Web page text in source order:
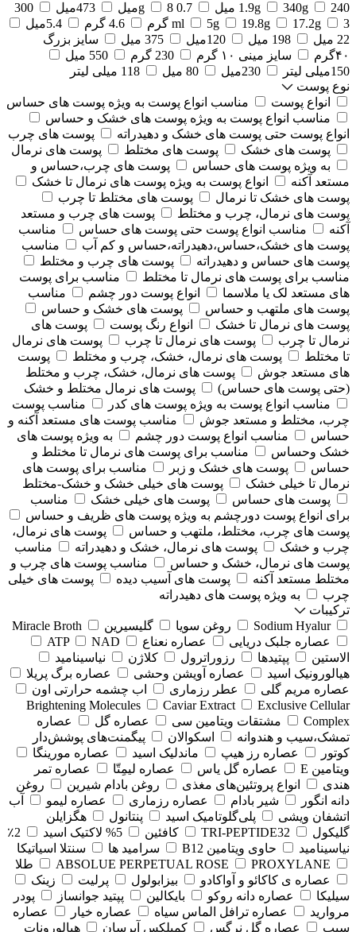
1.9g
340g 240 میل 0.7 g 8میل 473میل
300
ml
5g 19.8g 17.2g 3 گرم 4.6 گرم
5.4میل
22 میل
198 میل 120میل 375 میل
سایز بزرگ
۴۰گرم
سایز مینی ۱۰ گرم 230 گرم
550 میل
150میلی لیتر
230میل 80 میل
118 میلی لیتر
نوع پوست
انواع پوست
مناسب انواع پوست به ویژه پوست های حساس
مناسب انواع پوست به ویژه پوست های خشک و حساس
انواع پوست حتی پوست های خشک و دهیدراته
پوست های چرب
پوست های خشک
پوست های مختلط
پوست های نرمال
به ویژه پوست های حساس
پوست های چرب،حساس و
مستعد آکنه
انواع پوست به ویژه پوست های نرمال تا خشک
پوست های خشک تا نرمال
پوست های مختلط تا چرب
پوست های نرمال، چرب و مختلط
پوست های چرب و مستعد
آکنه
مناسب انواع پوست حتی پوست های حساس
مناسب
پوست های خشک،حساس،دهیدراته،حساس و کم آب
مناسب
پوست های حساس و دهیدراته
پوست های چرب و مختلط
مناسب برای پوست های نرمال تا مختلط
مناسب برای پوست
های مستعد لک یا ملاسما
انواع پوست دور چشم
مناسب
پوست های ملتهب و حساس
پوست های خشک و حساس
پوست های نرمال تا خشک
انواع رنگ پوست
پوست های
نرمال تا چرب
پوست های نرمال تا چرب
پوست های نرمال
تا مختلط
پوست های نرمال، خشک، چرب و مختلط
پوست
های مستعد جوش
پوست های نرمال، خشک، چرب و مختلط
(حتی پوست های حساس)
پوست های نرمال مختلط و خشک
مناسب انواع پوست به ویژه پوست های کدر
مناسب پوست
چرب، مختلط و مستعد جوش
مناسب پوست های مستعد آکنه و
حساس
مناسب انواع پوست دور چشم
به ویژه پوست های
خشک وحساس
مناسب برای پوست های نرمال تا مختلط و
حساس
پوست های خشک و زبر
مناسب برای پوست های
نرمال تا خیلی خشک
پوست های خیلی خشک و خشک-مختلط
پوست های حساس
پوست های خیلی خشک
مناسب
برای انواع پوست دورچشم به ویژه پوست های ظریف و حساس
پوست های چرب، مختلط، ملتهب و حساس
پوست های نرمال،
چرب و خشک
پوست های نرمال، خشک و دهیدراته
مناسب
پوست های نرمال، خشک و حساس
مناسب پوست های چرب و
مختلط مستعد آکنه
پوست های آسیب دیده
پوست های خیلی
چرب
به ویژه پوست های دهیدراته
ترکیبات
Sodium Hyalur
روغن سویا گلیسیرین
Miracle Broth
عصاره جلبک دریایی
عصاره نعناع ATP
NAD
الاستین
پپتیدها رزوراترول کلاژن
⁠نیاسینامید
هیالورونیک اسید
عصاره آویشن وحشی
عصاره برگ پریلا
عصاره مریم گلی
عطر رزماری
اب چشمه حرارتی اون
Brightening Molecules
Caviar Extract
Exclusive Cellular
Complex
مشتقات ویتامین سی عصاره گل
عصاره
تمشک،سیب و هندوانه
اسکوالان
پیگمنت‌های پوشش‌دار
کوتور
عصاره رز هیپ ماندلیک اسید
عصاره مورینگا
ویتامین E
عصاره گل یاس عصاره لیمِتّا
عصاره تمر
هندی
انواع پروتئین‌های مغذی روغن بادام شیرین
روغن
دانه انگور
شیر بادام عصاره رزماری عصاره لیمو
آب
اتشفان ویشی
پلی‌گلوتامیک اسید پنتانول
هگزایلن
گلیکول
TRI-PEPTIDE32 کافئین 5% لاکتیک اسید
2٪
نیاسینامید
حاوی ویتامین B12 سرامید ها
سنتلا اسیاتیکا
ABSOLUE PERPETUAL ROSE
PROXYLANE
طلا
عصاره ی کاکائو و آواکادو
بیزابولول پرلیت
زینک
سیلیکا
عصاره دانه روکو بایکالین پپتید جوانساز
پودر
مروارید
عصاره ترافل الماس سیاه عصاره خیار
عصاره
سیب
عصاره گل نرگس کمپلکس آبرسان
هیالورونات